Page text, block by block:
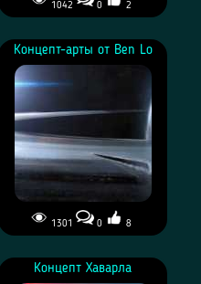
1042 0 2
Концепт-арты от Ben Lo
1301 0 8
Концепт Хаварла